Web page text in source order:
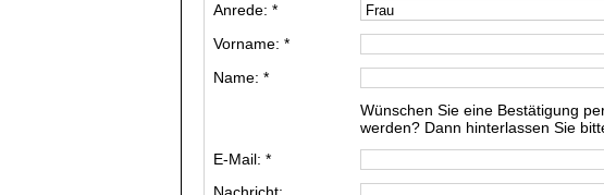
Anrede: *
Vorname: *
Name: *
Wünschen Sie eine Bestätigung
werden? Dann hinterlassen Sie
E-Mail: *